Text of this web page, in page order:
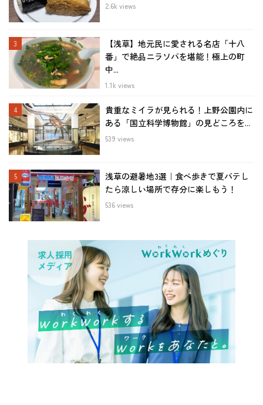
2.6k views
【浅草】地元民に愛される名店「十八
番」で絶品ニラソバを堪能！極上の町
中...
1.1k views
貴重なミイラが見られる！上野公園内に
ある「国立科学博物館」の見どころを...
539 views
浅草の避暑地3選｜食べ歩きで夏バテし
たら涼しい場所で存分に楽しもう！
536 views